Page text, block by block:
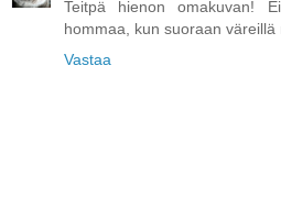
Teitpä hienon omakuvan!
hommaa, kun suoraan väreillä
Vastaa